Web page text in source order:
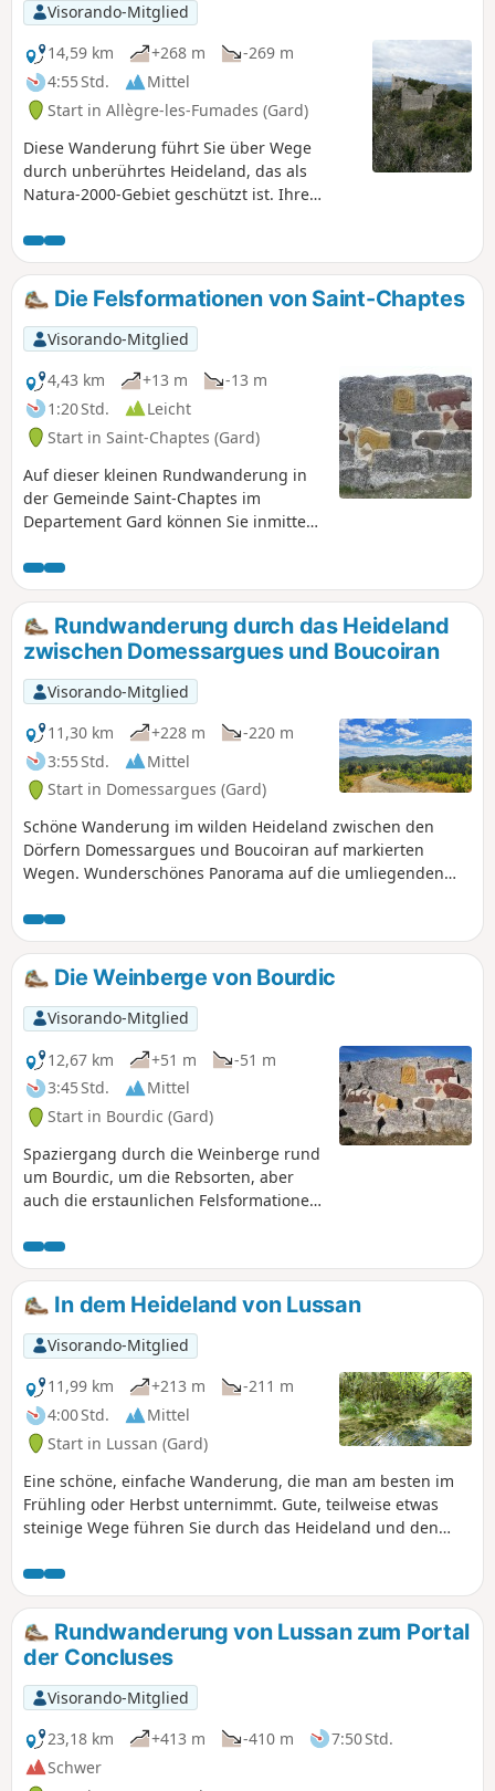
Visorando-Mitglied
14,59 km
+268 m
-269 m
4:55 Std.
Mittel
Start in Allègre-les-Fumades (Gard)
Diese Wanderung führt Sie über Wege
durch unberührtes Heideland, das als
Natura-2000-Gebiet geschützt ist. Ihre
mittelalterliche Burg mit Blick auf die
Olivenhaine sowie atemberaubende
Ausblicke!
Die Felsformationen von Saint-Chaptes
Visorando-Mitglied
4,43 km
+13 m
-13 m
1:20 Std.
Leicht
Start in Saint-Chaptes (Gard)
Auf dieser kleinen Rundwanderung in
der Gemeinde Saint-Chaptes im
Departement Gard können Sie inmitten
Skulpturen entdecken und erhalten
einen Eindruck vom Dorf, seinen alten
Gassen und seinem Schloss.
Rundwanderung durch das Heideland
zwischen Domessargues und Boucoiran
Visorando-Mitglied
11,30 km
+228 m
-220 m
3:55 Std.
Mittel
Start in Domessargues (Gard)
Schöne Wanderung im wilden Heideland zwischen den
Dörfern Domessargues und Boucoiran auf markierten
Wegen. Wunderschönes Panorama auf die umliegenden
Die Weinberge von Bourdic
Visorando-Mitglied
12,67 km
+51 m
-51 m
3:45 Std.
Mittel
Start in Bourdic (Gard)
Spaziergang durch die Weinberge rund
um Bourdic, um die Rebsorten, aber
auch die erstaunlichen Felsformationen
römischen Steinbruchs zu entdecken.
In dem Heideland von Lussan
Visorando-Mitglied
11,99 km
+213 m
-211 m
4:00 Std.
Mittel
Start in Lussan (Gard)
Eine schöne, einfache Wanderung, die man am besten im
Frühling oder Herbst unternimmt. Gute, teilweise etwas
steinige Wege führen Sie durch das Heideland und den
Rundwanderung von Lussan zum Portal
der Concluses
Visorando-Mitglied
23,18 km
+413 m -410 m
7:50 Std.
Schwer